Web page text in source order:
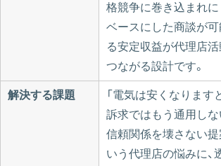
格競争に巻き込まれに
ベースにした商談が可
る安定収益が代理店
つながる設計です。
解決する課題
「電気は安くなります
訴求ではもう通用しな
信頼関係を壊さない提
いう代理店の悩みに、